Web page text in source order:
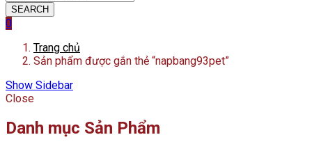
SEARCH
0
Trang chủ
Sản phẩm được gắn thẻ “napbang93pet”
Show Sidebar
Close
Danh mục Sản Phẩm